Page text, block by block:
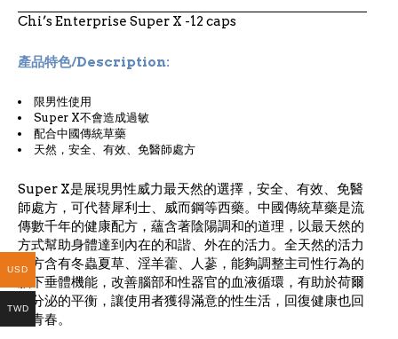
Chi’s Enterprise Super X -12 caps
產品特色/Description:
限男性使用
Super X不會造成過敏
配合中國傳統草藥
天然，安全、有效、免醫師處方
Super X是展現男性威力最天然的選擇，安全、有效、免醫
師處方，可代替犀利士、威而鋼等西藥。中國傳統草藥是流
傳數千年的健康配方，蘊含著陰陽調和的道理，以最天然的
方式幫助身體達到內在的和諧、外在的活力。全天然的活力
配方含有冬蟲夏草、淫羊藿、人蔘，能夠調整主司性行為的
腦下垂體機能，改善腦部和性器官的血液循環，有助於荷爾
蒙分泌的平衡，讓使用者獲得滿意的性生活，回復健康也回
復青春。
USD
TWD